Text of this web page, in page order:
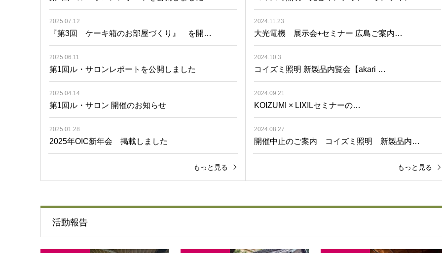
2025.07.12
『第3回 ケーキ箱のお部屋づくり』 を開…
2025.06.11
第1回ル・サロンレポートを公開しました
2025.04.14
第1回ル・サロン 開催のお知らせ
2025.01.28
2025年OIC新年会 掲載しました
もっと見る
2024.11.23
大光電機 展示会+セミナー 広島ご案内…
2024.10.3
コイズミ照明 新製品内覧会【akari …
2024.09.21
KOIZUMI × LIXILセミナーの…
2024.08.27
開催中止のご案内 コイズミ照明 新製品内…
もっと見る
活動報告